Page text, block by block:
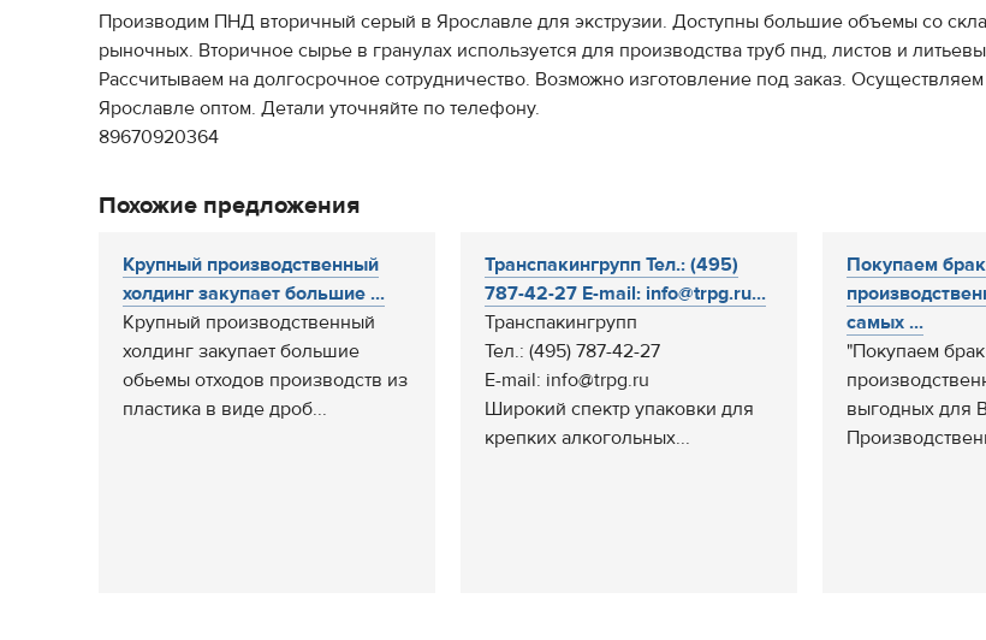
Производим ПНД вторичный серый в Ярославле для экструзии. Доступны большие объемы со
рыночных. Вторичное сырье в гранулах используется для производства труб пнд, листов и
Рассчитываем на долгосрочное сотрудничество. Возможно изготовление под заказ.
Ярославле оптом. Детали уточняйте по телефону.
89670920364
Похожие предложения
Крупный производственный
холдинг закупает большие ...
Крупный производственный
холдинг закупает большие
обьемы отходов производств из
пластика в виде дроб...
Транспакингрупп Тел.: (495)
787-42-27 E-mail: info@trpg.ru...
Транспакингрупп
Тел.: (495) 787-42-27
E-mail: info@trpg.ru
Широкий спектр упаковки для
крепких алкогольных...
Покупаем брак
самых ...
"Покупаем брак
выгодных для